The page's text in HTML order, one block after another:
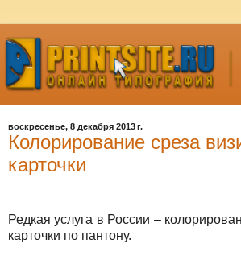
воскресенье, 8 декабря 2013 г.
Колорирование среза
карточки
Редкая услуга в России –
карточки по пантону.